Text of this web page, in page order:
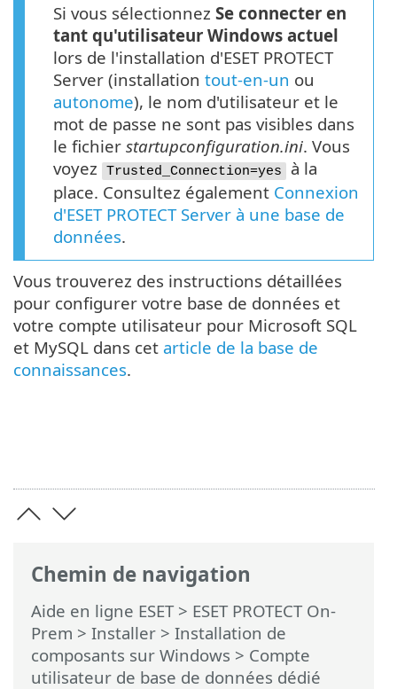
Chemin de navigation
Aide en ligne ESET> ESET PROTECT On-
Prem > Installer > Installation de
composants sur Windows > Compte
utilisateur de base de données dédié
Si vous sélectionnez Se connecter en
tant qu'utilisateur Windows actuel
lors de l'installation d'ESET PROTECT
Server (installation tout-en-un ou
autonome), le nom d'utilisateur et le
mot de passe ne sont pas visibles dans
le fichier startupconfiguration.ini. Vous
voyez
Trusted_Connection=yes
à la
place. Consultez également Connexion
d'ESET PROTECT Server à une base de
données.
Vous trouverez des instructions détaillées
pour configurer votre base de données et
votre compte utilisateur pour Microsoft SQL
et MySQL dans cet article de la base de
connaissances.